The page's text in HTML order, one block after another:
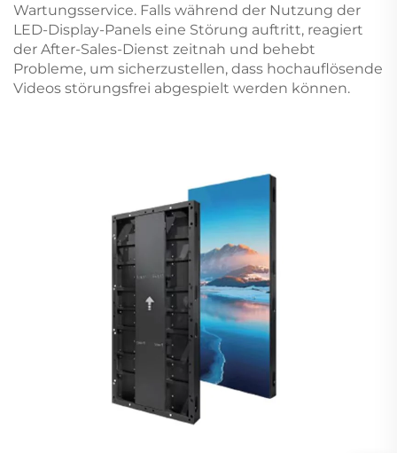
Wartungsservice. Falls während der Nutzung der
LED-Display-Panels eine Störung auftritt, reagiert
der After-Sales-Dienst zeitnah und behebt
Probleme, um sicherzustellen, dass hochauflösende
Videos störungsfrei abgespielt werden können.